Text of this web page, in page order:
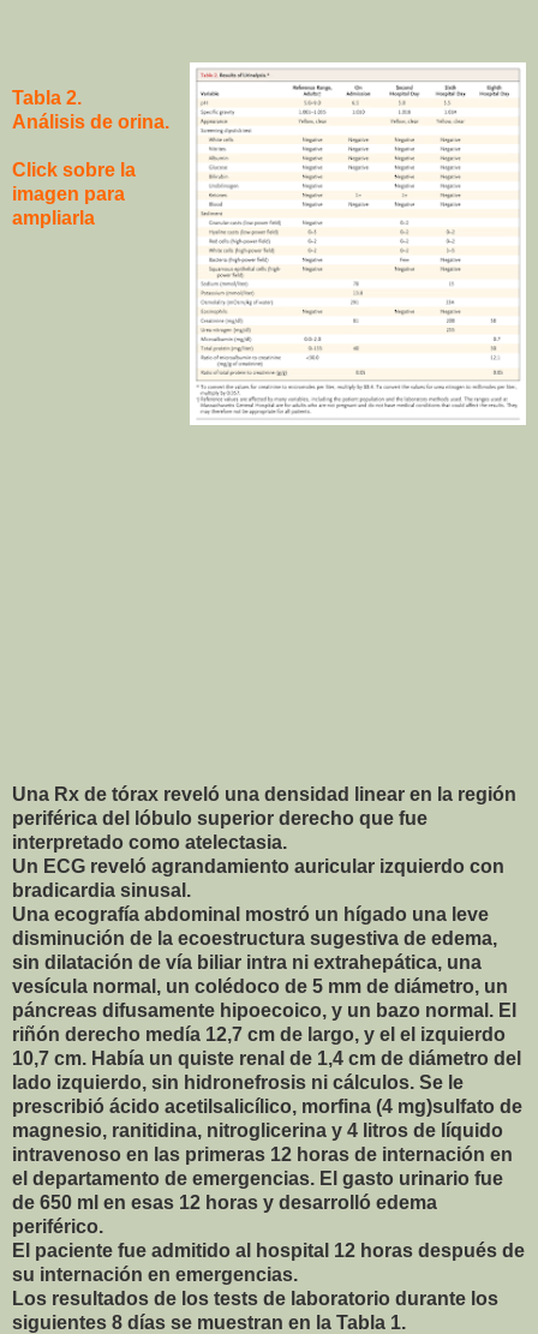
Tabla 2.
Análisis de orina.
Click sobre la
imagen para
ampliarla
Una Rx de tórax reveló una densidad linear en la región
periférica del lóbulo superior derecho que fue
interpretado como atelectasia.
Un ECG reveló agrandamiento auricular izquierdo con
bradicardia sinusal.
Una ecografía abdominal mostró un hígado una leve
disminución de la ecoestructura sugestiva de edema,
sin dilatación de vía biliar intra ni extrahepática, una
vesícula normal, un colédoco de 5 mm de diámetro, un
páncreas difusamente hipoecoico, y un bazo normal. El
riñón derecho medía 12,7 cm de largo, y el el izquierdo
10,7 cm. Había un quiste renal de 1,4 cm de diámetro del
lado izquierdo, sin hidronefrosis ni cálculos. Se le
prescribió ácido acetilsalicílico, morfina (4 mg)sulfato de
magnesio, ranitidina, nitroglicerina y 4 litros de líquido
intravenoso en las primeras 12 horas de internación en
el departamento de emergencias. El gasto urinario fue
de 650 ml en esas 12 horas y desarrolló edema
periférico.
El paciente fue admitido al hospital 12 horas después de
su internación en emergencias.
Los resultados de los tests de laboratorio durante los
siguientes 8 días se muestran en la Tabla 1.